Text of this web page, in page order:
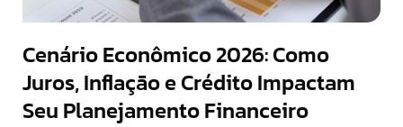
Cenário Econômico 2026: Como
Juros, Inflação e Crédito Impactam
Seu Planejamento Financeiro